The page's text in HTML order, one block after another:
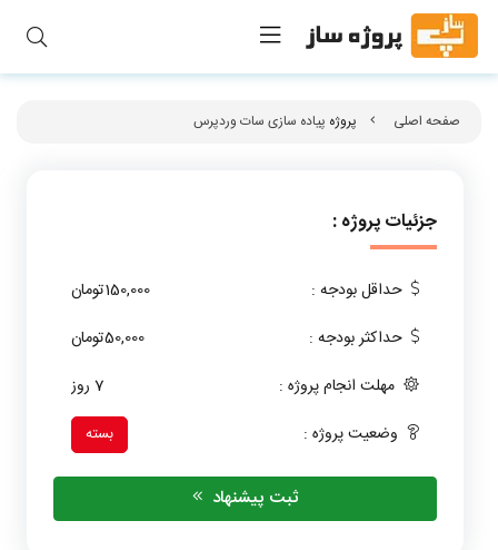
صفحه اصلی پروژه پیاده سازی سات وردپرس
جزئیات پروژه :
حداقل بودجه :
150,000تومان
حداکثر بودجه :
50,000تومان
مهلت انجام پروژه :
7 روز
وضعیت پروژه :
بسته
ثبت پیشنهاد